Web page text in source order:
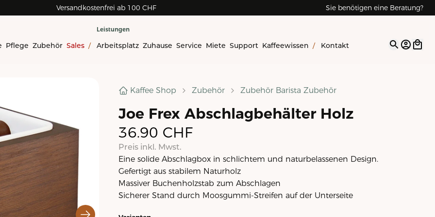
Versandkostenfrei ab 100 CHF Sie benötigen eine Beratung?
Pflege Zubehör Sales /
Leistungen
Arbeitsplatz Zuhause Service Miete Support Kaffeewissen / Kontakt Open
Kaffee Shop Zubehör Zubehör Barista Zubehör
Joe Frex Abschlagbehälter Holz
36.90 CHF
Preis inkl. Mwst.
Eine solide Abschlagbox in schlichtem und naturbelassenen Design.
Gefertigt aus stabilem Naturholz
Massiver Buchenholzstab zum Abschlagen
Sicherer Stand durch Moosgummi-Streifen auf der Unterseite